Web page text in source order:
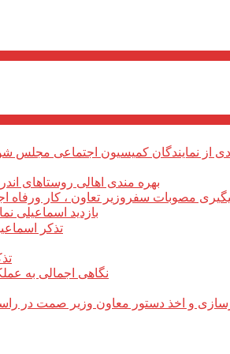
بهره مندی اهالی روستاهای
مصوبات سفروزیر تعاون ، کار ورفاه
بازدید اسماعیلی
تذکر
نگاهی اجمالی به
و اخذ دستور معاون وزیر صمت در